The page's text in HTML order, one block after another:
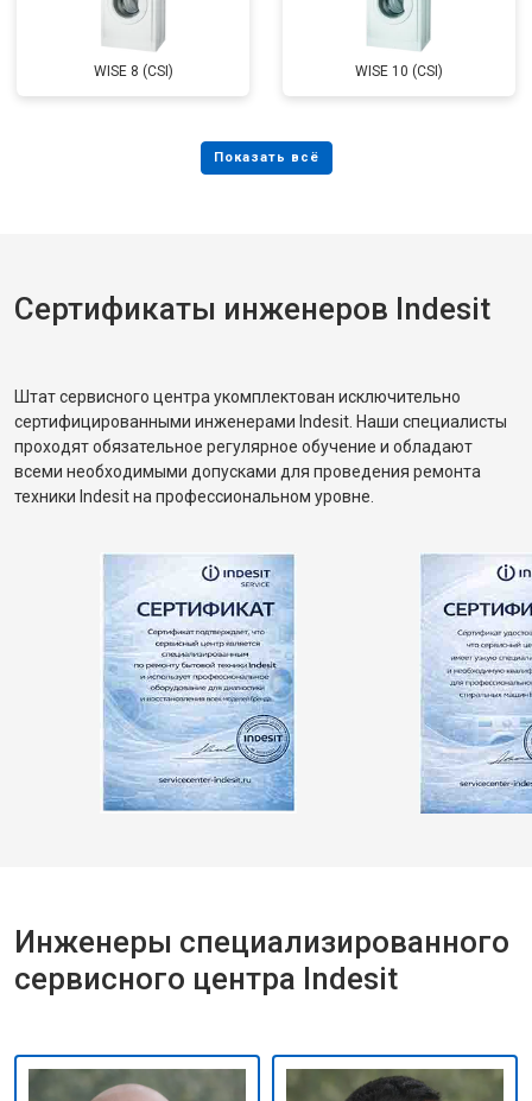
WISE 8 (CSI) WISE 10 (CSI)
Сертификаты инженеров Indesit
Штат сервисного центра укомплектован исключительно
сертифицированными инженерами Indesit. Наши специалисты
проходят обязательное регулярное обучение и обладают
всеми необходимыми допусками для проведения ремонта
техники Indesit на профессиональном уровне.
Инженеры специализированного
сервисного центра Indesit